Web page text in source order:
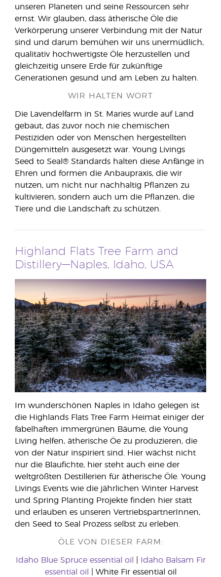
unseren Planeten und seine Ressourcen sehr
ernst. Wir glauben, dass ätherische Öle die
Verkörperung unserer Verbindung mit der Natur
sind und darum bemühen wir uns unermüdlich,
qualitativ hochwertigste Öle herzustellen und
gleichzeitig unsere Erde für zukünftige
Generationen gesund und am Leben zu halten.
WIR HALTEN WORT
Die Lavendelfarm in St. Maries wurde auf Land
gebaut, das zuvor noch nie chemischen
Pestiziden oder von Menschen hergestellten
Düngemitteln ausgesetzt war. Young Livings
Seed to Seal® Standards halten diese Anfänge in
Ehren und formen die Anbaupraxis, die wir
nutzen, um nicht nur nachhaltig Pflanzen zu
kultivieren, sondern auch um die Pflanzen, die
Tiere und die Landschaft zu schützen.
Highland Flats Tree Farm and
Distillery—Naples, Idaho, USA
Im wunderschönen Naples in Idaho gelegen ist
die Highlands Flats Tree Farm Heimat einiger der
fabelhaften immergrünen Bäume, die Young
Living helfen, ätherische Öe zu produzieren, die
von der Natur inspiriert sind. Hier wächst nicht
nur die Blaufichte, hier steht auch eine der
weltgrößten Destillerien für ätherische Öle. Young
Livings Events wie die jährlichen Winter Harvest
und Spring Planting Projekte finden hier statt
und erlauben es unseren VertriebspartnerInnen,
den Seed to Seal Prozess selbst zu erleben.
ÖLE VON DIESER FARM:
Idaho Blue Spruce essential oil
Idaho Balsam Fir
essential oil
| White Fir essential oil